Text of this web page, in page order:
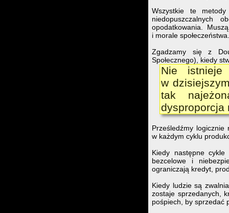
Wszystkie te
niedopuszczalnych
opodatkowania.
i morale społeczeństwa.
Zgadzamy się z
Społecznego), kiedy
Nie istnieje
w
tak
dysproporcja
Prześledźmy
w każdym cyklu
Kiedy następne
bezcelowe i
ograniczają kredyt,
Kiedy ludzie są
zostaje sprzedanych,
pośpiech, by sprzedać